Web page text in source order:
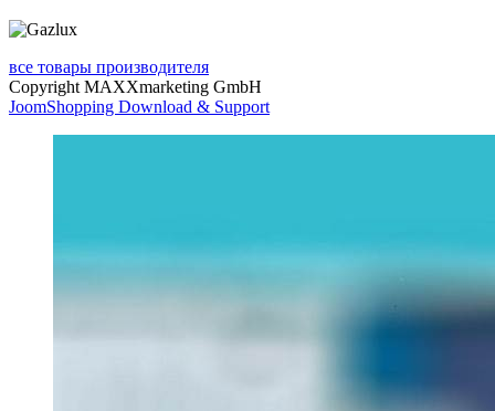
все товары производителя
Copyright MAXXmarketing GmbH
JoomShopping Download & Support